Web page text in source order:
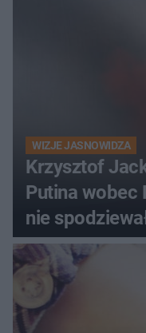
WIZJE JASNOWIDZA
Krzysztof
Putina wobec
nie